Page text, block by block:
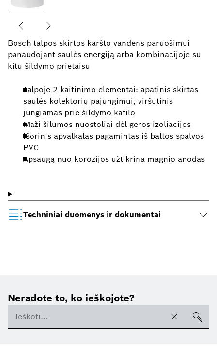
Bosch talpos skirtos karšto vandens paruošimui
panaudojant saulės energiją arba kombinacijoje su
kitu šildymo prietaisu
Talpoje 2 kaitinimo elementai: apatinis skirtas
saulės kolektorių pajungimui, viršutinis
jungiamas prie šildymo katilo
Maži šilumos nuostoliai dėl geros izoliacijos
Išorinis apvalkalas pagamintas iš baltos spalvos
PVC
Apsaugą nuo korozijos užtikrina magnio anodas
Techniniai duomenys ir dokumentai
Neradote to, ko ieškojote?